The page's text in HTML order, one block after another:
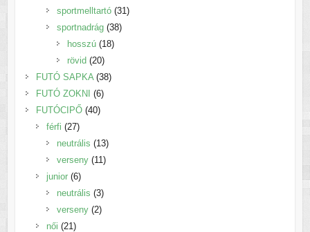
termék
sportmelltartó 31 31
sportnadrág 3838
hosszú 1818
rövid 2020
termék
FUTÓ SAPKA 3838
FUTÓ ZOKNI 66
termék
FUTÓCIPŐ 4040
férfi 2727
termék
neutrális 1313
termék
verseny 11 11
junior 66
termék
neutrális 33
termék
verseny 22
női 21 21